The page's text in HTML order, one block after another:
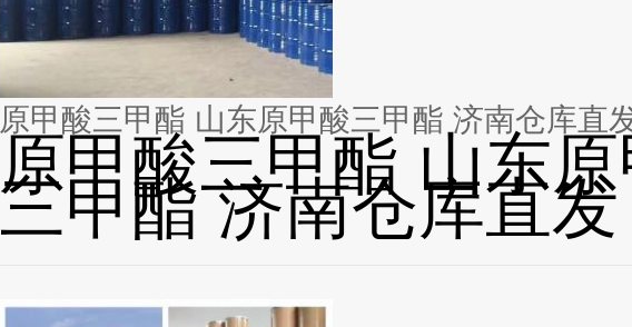
原甲酸三甲酯 山东原甲酸三甲酯 济南仓库
原甲酸三甲酯 山东
三甲酯 济南仓库直发